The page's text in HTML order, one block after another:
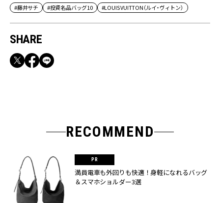
#藤井サチ #投資名品バッグ10 #LOUIS VUITTON（ルイ・ヴィトン）
SHARE
RECOMMEND
満員電車も外回りも快適！身軽になれるバッグ
＆スマホショルダー3選